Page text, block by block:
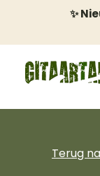
✨
Terug